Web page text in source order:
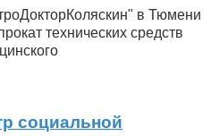
в Тюмени
технических средств
социальной